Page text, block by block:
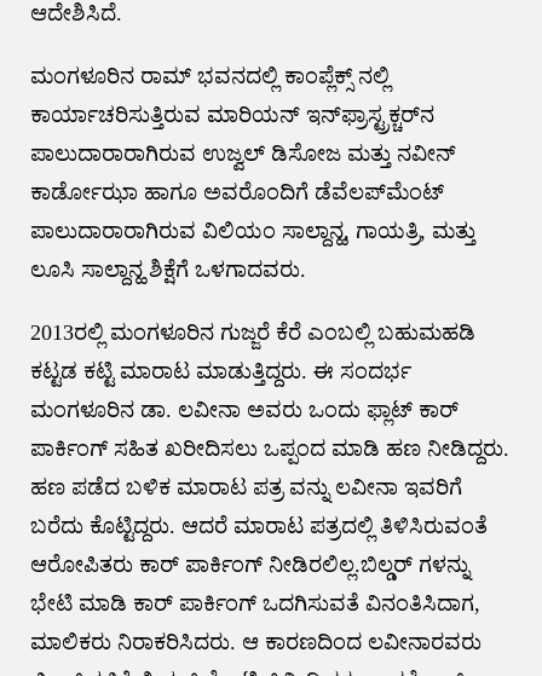
ಆದೇಶಿಸಿದೆ.
ಮಂಗಳೂರಿನ ರಾಮ್ ಭವನದಲ್ಲಿ ಕಾಂಪ್ಲೆಕ್ಸ್ ನಲ್ಲಿ
ಕಾರ್ಯಾಚರಿಸುತ್ತಿರುವ ಮಾರಿಯನ್ ಇನ್‌ಫ್ರಾಸ್ಟ್ರಕ್ಚರ್‌ನ
ಪಾಲುದಾರಾರಾಗಿರುವ ಉಜ್ವಲ್ ಡಿಸೋಜ ಮತ್ತು ನವೀನ್
ಕಾರ್ಡೋಝಾ ಹಾಗೂ ಅವರೊಂದಿಗೆ ಡೆವೆಲಪ್‌ಮೆಂಟ್
ಪಾಲುದಾರಾರಾಗಿರುವ ವಿಲಿಯಂ ಸಾಲ್ದಾನ್ಹ, ಗಾಯತ್ರಿ, ಮತ್ತು
ಲೂಸಿ ಸಾಲ್ದಾನ್ಹ ಶಿಕ್ಷೆಗೆ ಒಳಗಾದವರು.
2013ರಲ್ಲಿ ಮಂಗಳೂರಿನ ಗುಜ್ಜರೆ ಕೆರೆ ಎಂಬಲ್ಲಿ ಬಹುಮಹಡಿ
ಕಟ್ಟಡ ಕಟ್ಟಿ ಮಾರಾಟ ಮಾಡುತ್ತಿದ್ದರು. ಈ ಸಂದರ್ಭ
ಮಂಗಳೂರಿನ ಡಾ. ಲವೀನಾ ಅವರು ಒಂದು ಫ್ಲಾಟ್ ಕಾರ್
ಪಾರ್ಕಿಂಗ್ ಸಹಿತ ಖರೀದಿಸಲು ಒಪ್ಪಂದ ಮಾಡಿ ಹಣ ನೀಡಿದ್ದರು.
ಹಣ ಪಡೆದ ಬಳಿಕ ಮಾರಾಟ ಪತ್ರ ವನ್ನು ಲವೀನಾ ಇವರಿಗೆ
ಬರೆದು ಕೊಟ್ಟಿದ್ದರು. ಆದರೆ ಮಾರಾಟ ಪತ್ರದಲ್ಲಿ ತಿಳಿಸಿರುವಂತೆ
ಆರೋಪಿತರು ಕಾರ್ ಪಾರ್ಕಿಂಗ್ ನೀಡಿರಲಿಲ್ಲ.ಬಿಲ್ಡರ್ ಗಳನ್ನು
ಭೇಟಿ ಮಾಡಿ ಕಾರ್ ಪಾರ್ಕಿಂಗ್ ಒದಗಿಸುವತೆ ವಿನಂತಿಸಿದಾಗ,
ಮಾಲಿಕರು ನಿರಾಕರಿಸಿದರು. ಆ ಕಾರಣದಿಂದ ಲವೀನಾರವರು